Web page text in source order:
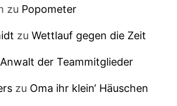
zu Popometer
zuWettlauf gegen die Zeit
Anwalt der Teammitglieder
zu Oma ihr klein‘ Häuschen